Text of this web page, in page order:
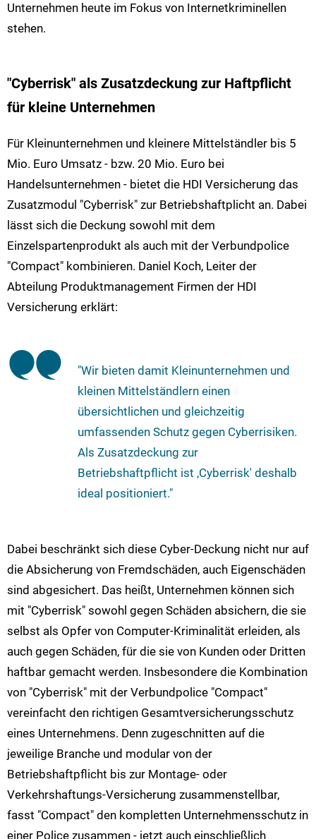
Unternehmen heute im Fokus von Internetkriminellen
stehen.
"Cyberrisk" als Zusatzdeckung zur Haftpflicht
für kleine Unternehmen
Für Kleinunternehmen und kleinere Mittelständler bis 5
Mio. Euro Umsatz - bzw. 20 Mio. Euro bei
Handelsunternehmen - bietet die HDI Versicherung das
Zusatzmodul "Cyberrisk" zur Betriebshaftplicht an. Dabei
lässt sich die Deckung sowohl mit dem
Einzelspartenprodukt als auch mit der Verbundpolice
"Compact" kombinieren. Daniel Koch, Leiter der
Abteilung Produktmanagement Firmen der HDI
Versicherung erklärt:
"Wir bieten damit Kleinunternehmen und
kleinen Mittelständlern einen
übersichtlichen und gleichzeitig
umfassenden Schutz gegen Cyberrisiken.
Als Zusatzdeckung zur
Betriebshaftpflicht ist ,Cyberrisk' deshalb
ideal positioniert."
Dabei beschränkt sich diese Cyber-Deckung nicht nur auf
die Absicherung von Fremdschäden, auch Eigenschäden
sind abgesichert. Das heißt, Unternehmen können sich
mit "Cyberrisk" sowohl gegen Schäden absichern, die sie
selbst als Opfer von Computer-Kriminalität erleiden, als
auch gegen Schäden, für die sie von Kunden oder Dritten
haftbar gemacht werden. Insbesondere die Kombination
von "Cyberrisk" mit der Verbundpolice "Compact"
vereinfacht den richtigen Gesamtversicherungsschutz
eines Unternehmens. Denn zugeschnitten auf die
jeweilige Branche und modular von der
Betriebshaftpflicht bis zur Montage- oder
Verkehrshaftungs-Versicherung zusammenstellbar,
fasst "Compact" den kompletten Unternehmensschutz in
einer Police zusammen - jetzt auch einschließlich